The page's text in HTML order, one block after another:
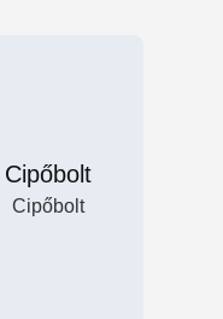
Cipőbolt
Cipőbolt